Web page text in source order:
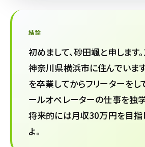
結論
初めまして、砂田颯と申します
神奈川県横浜市に住んでいま
を卒業してからフリーターをし
ールオペレーターの仕事を独
将来的には月収30万円を目指
よ。